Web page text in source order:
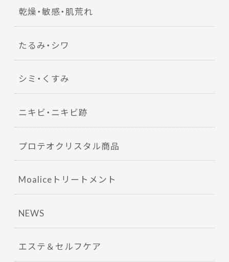
乾燥・敏感・肌荒れ
たるみ・シワ
シミ・くすみ
ニキビ・ニキビ跡
プロテオクリスタル商品
Moaliceトリートメント
NEWS
エステ＆セルフケア